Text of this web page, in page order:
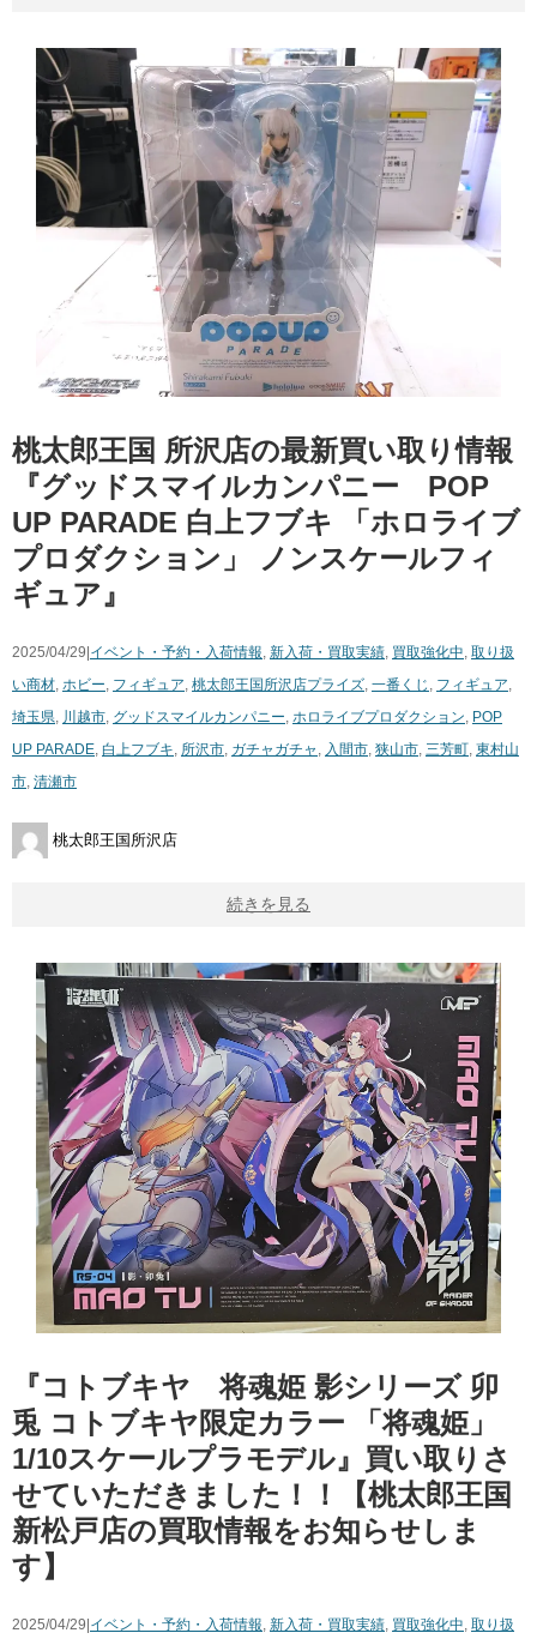
桃太郎王国 所沢店の最新買い取り情報
『グッドスマイルカンパニー POP
UP PARADE 白上フブキ 「ホロライブ
プロダクション」 ノンスケールフィ
ギュア』
2025/04/29|イベント・予約・入荷情報, 新入荷・買取実績, 買取強化中, 取り扱
い商材, ホビー, フィギュア, 桃太郎王国所沢店プライズ, 一番くじ , フィギュア,
埼玉県, 川越市, グッドスマイルカンパニー, ホロライブプロダクション, POP
UP PARADE, 白上フブキ, 所沢市, ガチャガチャ , 入間市, 狭山市, 三芳町, 東村山
市, 清瀬市
桃太郎王国所沢店
続きを見る
『コトブキヤ 将魂姫 影シリーズ 卯
兎 コトブキヤ限定カラー 「将魂姫」
1/10スケールプラモデル』買い取りさ
せていただきました！！【桃太郎王国
新松戸店の買取情報をお知らせしま
す】
2025/04/29|イベント・予約・入荷情報 新入荷・買取実績 買取強化中 取り扱